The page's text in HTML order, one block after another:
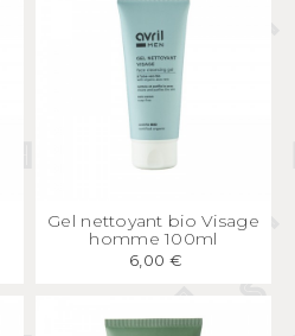
APERÇU RAPIDE
Gel nettoyant bio Visage
homme 100ml
6,00 €